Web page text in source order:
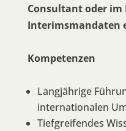
Consultant oder im
Interimsmandaten
Kompetenzen
Langjährige
internationalen
Tiefgreifendes